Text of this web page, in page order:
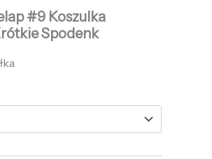
#9 Koszulka
Spodenk